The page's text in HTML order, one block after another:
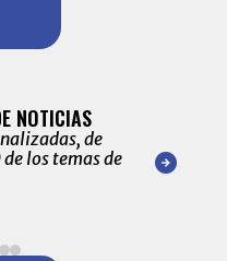
NOTICIAS
de
los temas de
de las